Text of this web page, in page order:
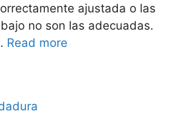
ajustada o las
no son las adecuadas.
Read more